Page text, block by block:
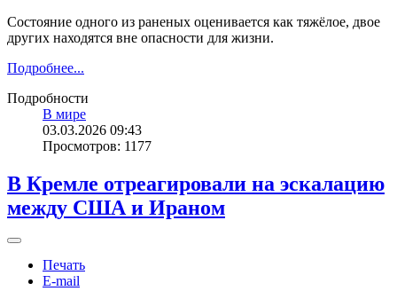
Состояние одного из раненых оценивается как тяжёлое, двое
других находятся вне опасности для жизни.
Подробнее...
Подробности
В мире
03.03.2026 09:43
Просмотров: 1177
В Кремле отреагировали на эскалацию
между США и Ираном
Печать
E-mail